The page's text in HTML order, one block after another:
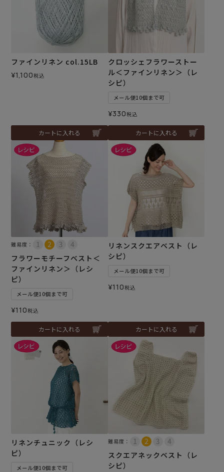
ファインリネン col.15LB
¥1,100税込
カートに入れる
クロッシェフラワーストー
ル＜ファインリネン＞（レ
シピ）
メール便10個まで可
¥330税込
カートに入れる
難易度：
フラワーモチーフベスト＜
ファインリネン＞（レシ
ピ）
メール便10個まで可
¥110税込
カートに入れる
リネンスクエアベスト（レ
シピ）
メール便10個まで可
¥110税込
カートに入れる
リネンチュニック（レシ
ピ）
メール便10個まで可
難易度：
スクエアネックベスト（レ
シピ）